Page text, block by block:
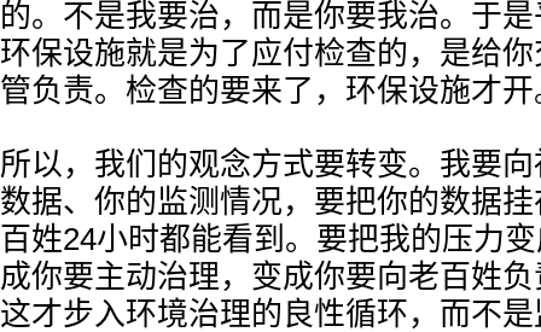
的。不是我要治，而是你要我治。于
环保设施就是为了应付检查的，是给
管负责。检查的要来了，环保设施才开
所以，我们的观念方式要转变。我要
数据、你的监测情况，要把你的数据
百姓24小时都能看到。要把我的压力
成你要主动治理，变成你要向老百姓
这才步入环境治理的良性循环，而不